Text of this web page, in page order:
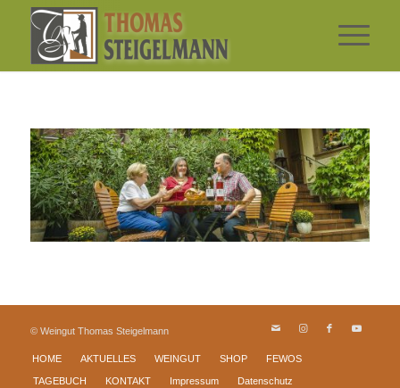
© Weingut Thomas Steigelmann
HOME AKTUELLES WEINGUT SHOP FEWOS
TAGEBUCH KONTAKT Impressum Datenschutz